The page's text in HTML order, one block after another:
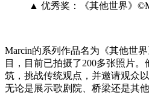
▲ 优秀奖：《其他世界》
Marcin的系列作品名为《其他世
目，目前已拍摄了200多张照片
筑，挑战传统观点，并邀请观众
无论是展示歌剧院、桥梁还是其